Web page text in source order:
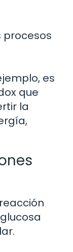
es
que
la